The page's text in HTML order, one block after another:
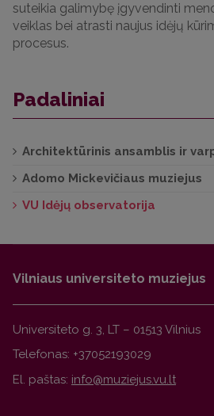
suteikia galimybę įgyvendinti
veiklas bei atrasti naujus idėjų
procesus.
Padaliniai
Architektūrinis ansamblis ir
Adomo Mickevičiaus muziejus
VU Idėjų observatorija
Vilniaus universiteto muziejus
Universiteto g. 3, LT – 01513 Vilnius
Telefonas: +37052193029
El. paštas: